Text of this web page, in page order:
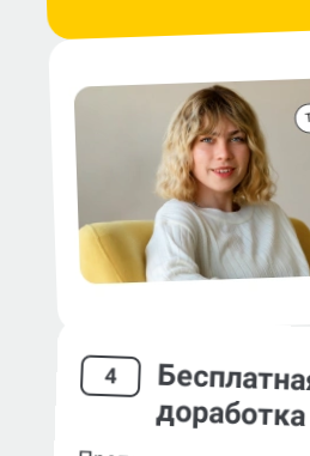
4
доработка